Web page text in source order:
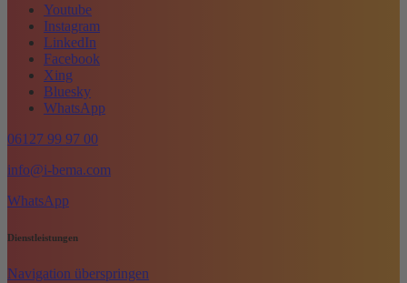
Youtube
Instagram
LinkedIn
Facebook
Xing
Bluesky
WhatsApp
06127 99 97 00
info@i-bema.com
WhatsApp
Dienstleistungen
Navigation überspringen